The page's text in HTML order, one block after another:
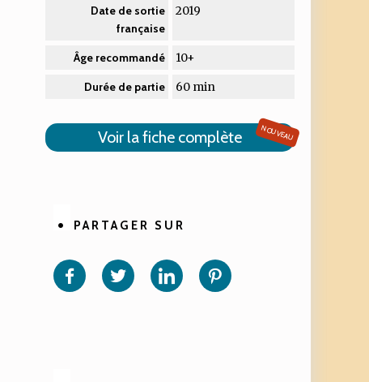
Date de sortie
française
2019
Âge recommandé 10+
Durée de partie 60 min
Voir la fiche complète NOUVEAU
PARTAGER SUR
sur sur sur